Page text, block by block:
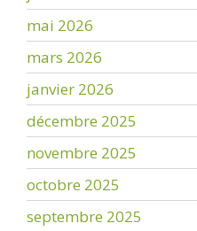
mai 2026
mars 2026
janvier 2026
décembre 2025
novembre 2025
octobre 2025
septembre 2025